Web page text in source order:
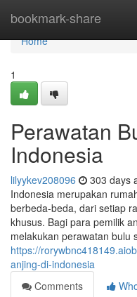
bookmark-share
Home
Home
1
Perawatan
Indonesia
lilyykev208096 303 days
Indonesia merupakan
berbeda-beda, dari setiap
khusus. Bagi para pemilik
melakukan perawatan bulu
https://
anjing-di-indonesia
Comments